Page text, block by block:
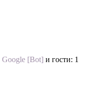
Google [Bot] и гости: 1